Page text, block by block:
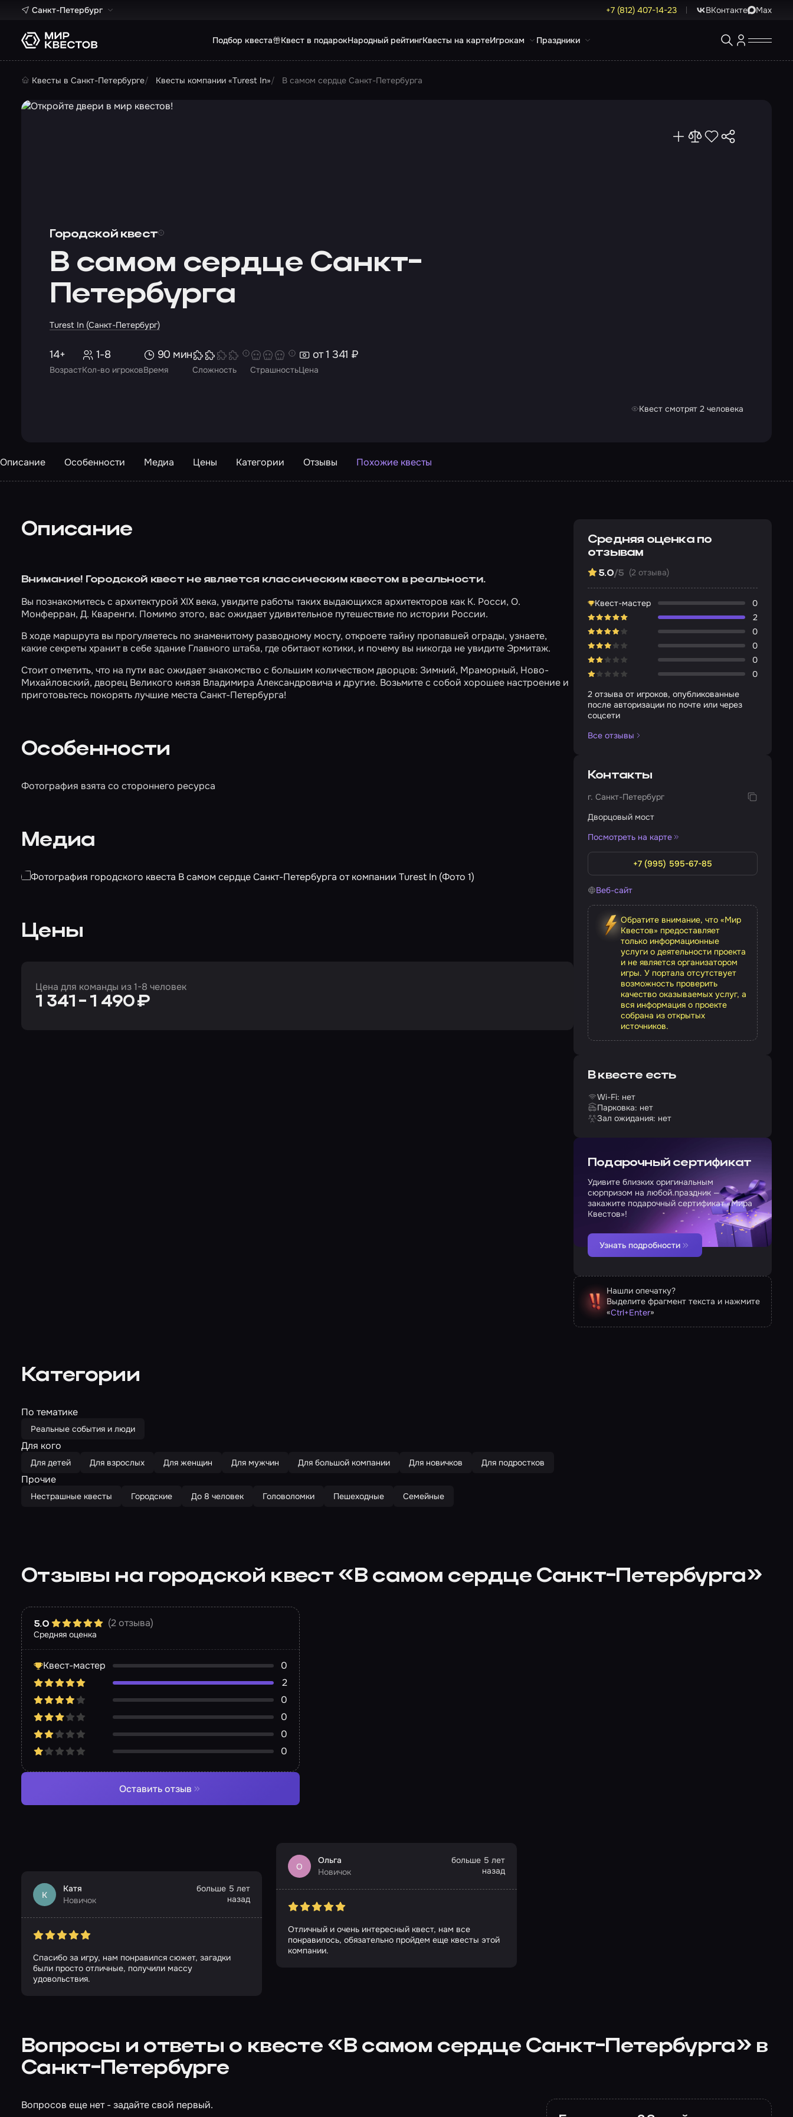
Санкт-Петербург +7 (812) 407-14-23 ВКонтакте Max
Подбор квеста Квест в подарокНародный рейтингКвесты на картеИгрокам Праздники
Квесты в Санкт-Петербурге Квесты компании «Turest In» В самом сердце Санкт-Петербурга
Городской квест
В самом сердце Санкт-
Петербурга
Turest In (Санкт-Петербург)
Возраст
14+
Кол-во игроков
1-8
Время
90 мин
Сложность СтрашностьЦена
от 1 341 ₽
Квест смотрят 2 человека
Описание Особенности Медиа Цены Категории Отзывы Похожие квесты
Описание
Внимание! Городской квест не является классическим квестом в реальности.
Вы познакомитесь с архитектурой XIX века, увидите работы таких выдающихся архитекторов как К. Росси, О.
Монферран, Д. Кваренги. Помимо этого, вас ожидает удивительное путешествие по истории России.
В ходе маршрута вы прогуляетесь по знаменитому разводному мосту, откроете тайну пропавшей ограды, узнаете,
какие секреты хранит в себе здание Главного штаба, где обитают котики, и почему вы никогда не увидите Эрмитаж.
Стоит отметить, что на пути вас ожидает знакомство с большим количеством дворцов: Зимний, Мраморный, Ново-
Михайловский, дворец Великого князя Владимира Александровича и другие. Возьмите с собой хорошее настроение и
приготовьтесь покорять лучшие места Санкт-Петербурга!
Особенности
Фотография взята со стороннего ресурса
Медиа
Цены
Цена для команды из 1-8 человек
1 341 - 1 490 ₽
Средняя оценка по
отзывам
5.0/5 (2 отзыва)
Квест-мастер
0
2
0
0
0
0
2 отзыва от игроков, опубликованные
после авторизации по почте или через
соцсети
Все отзывы
Контакты
г. Санкт-Петербург
Дворцовый мост
Посмотреть на карте
+7 (995) 595-67-85
Веб-сайт
Обратите внимание, что «Мир
Квестов» предоставляет
только информационные
услуги о деятельности проекта
и не является организатором
игры. У портала отсутствует
возможность проверить
качество оказываемых услуг, а
вся информация о проекте
собрана из открытых
источников.
В квесте есть
Wi-Fi: нет
Парковка: нет
Зал ожидания: нет
Подарочный сертификат
Удивите близких оригинальным
сюрпризом на любой праздник —
закажите подарочный сертификат «Мира
Квестов»!
Узнать подробности
Нашли опечатку?
Выделите фрагмент текста и нажмите
«Ctrl+Enter»
Категории
По тематике
Реальные события и люди
Для кого
Для детей Для взрослых Для женщин Для мужчин Для большой компании Для новичков Для подростков
Прочие
Нестрашные квесты Городские До 8 человек Головоломки Пешеходные Семейные
Отзывы на городской квест «В самом сердце Санкт-Петербурга»
Средняя оценка
5.0 (2 отзыва)
Квест-мастер
0
2
0
0
0
0
Оставить отзыв
К
Катя
Новичок
больше 5 лет
назад
Спасибо за игру, нам понравился сюжет, загадки
были просто отличные, получили массу
удовольствия.
О
Ольга
Новичок
больше 5 лет
назад
Отличный и очень интересный квест, нам все
понравилось, обязательно пройдем еще квесты этой
компании.
Вопросы и ответы о квесте «В самом сердце Санкт-Петербурга» в
Санкт-Петербурге
Вопросов еще нет - задайте свой первый.